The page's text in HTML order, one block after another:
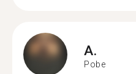
A.
Pobe